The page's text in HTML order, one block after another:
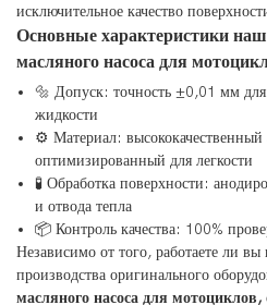
исключительное качество
Основные характеристики
масляного насоса для
🔩 Допуск: точность ±0,01 мм
жидкости
⚙️ Материал:
оптимизированный для легкости
🧪 Обработка поверхности:
и отвода тепла
📦 Контроль качества: 100%
Независимо от того, работаете ли
производства оригинального
масляного насоса для